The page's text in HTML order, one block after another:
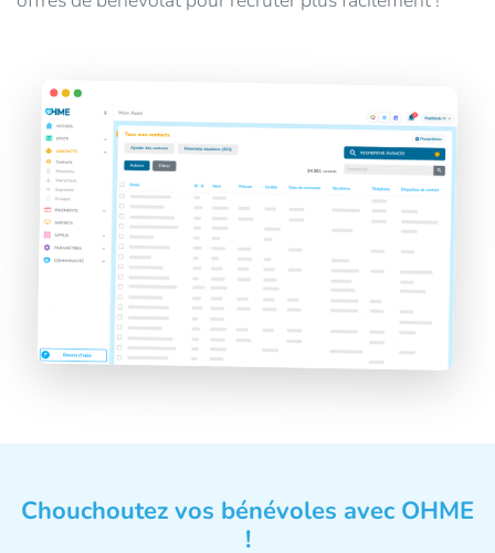
Chouchoutez vos bénévoles avec OHME
!